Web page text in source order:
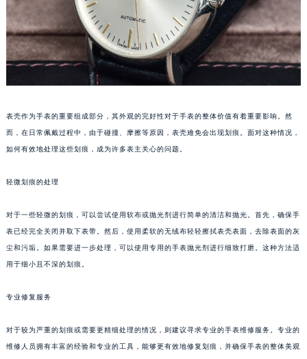
表壳作为手表的重要组成部分，其外观的完好性对于手表的整体价值有着重要影响。然
而，在日常佩戴过程中，由于碰撞、摩擦等原因，表壳难免会出现划痕。面对这种情况，
如何有效地处理这些划痕，成为许多表主关心的问题。
轻微划痕的处理
对于一些轻微的划痕，可以尝试使用软布或抛光剂进行简单的清洁和抛光。首先，确保手
表已经完全关闭并取下表带。然后，使用柔软的无绒布轻轻擦拭表壳表面，去除表面的灰
尘和污垢。如果需要进一步处理，可以使用专用的手表抛光剂进行细致打磨。这种方法适
用于细小且不深的划痕。
专业修复服务
对于较为严重的划痕或需要更精细处理的情况，则建议寻求专业的手表维修服务。专业的
维修人员拥有丰富的经验和专业的工具，能够更有效地修复划痕，并确保手表的整体美观